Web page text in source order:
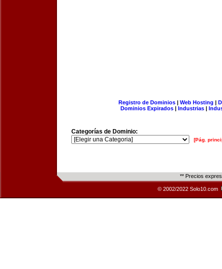
Registro de Dominios| Web Hosting |
Dominios Expirados | Industrias |
Categorías de Dominio:
[Pág.
** Precios
© 2002/2022 Solo10.com